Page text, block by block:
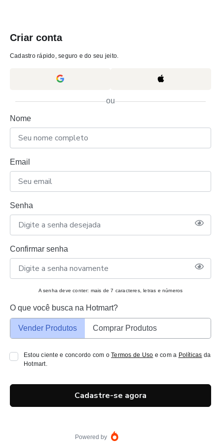
Criar conta
Cadastro rápido, seguro e do seu jeito.
ou
Nome
Email
Senha
Confirmar senha
A senha deve conter: mais de 7 caracteres, letras e números
O que você busca na Hotmart?
Vender Produtos Comprar Produtos
Estou ciente e concordo com oTermos de Uso e com a Políticas da
Hotmart.
Cadastre-se agora
Powered by